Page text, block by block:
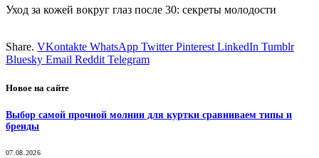
Уход за кожей вокруг глаз после 30: секреты молодости
Share. VKontakte WhatsApp Twitter Pinterest LinkedIn Tumblr
Bluesky Email ‏Reddit Telegram
Новое на сайте
Выбор самой прочной молнии для куртки сравниваем типы и
бренды
07.08.2026